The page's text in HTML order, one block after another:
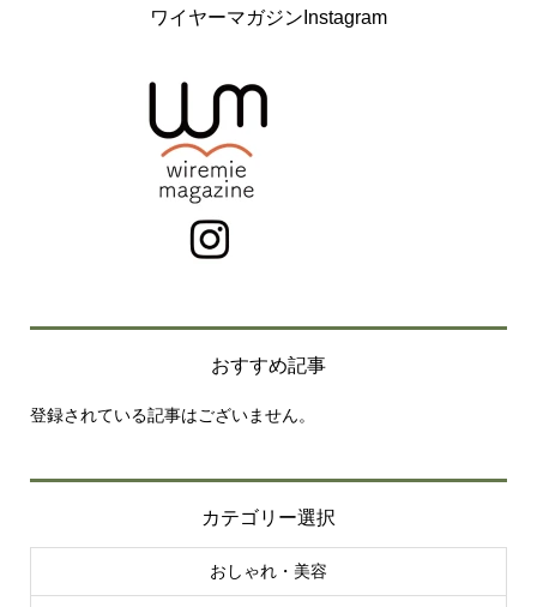
業担当者との面談（電話による営業活動を含みます）、名
刺交換等により個人情報をご提供いただく場合各種イベン
の検討を含みます）を前提としていることが明らかな場合
の目的に利用させていただくことがございます。
1.個人情報の利用目的について
当社は、印刷業務および通販業務を主とした事業活動を通
じてお預かりした個人情報を次に示す利用目的の達成に必
① 通販業務の個人情報
② 取引先個人情報
制作、これらに係る連絡
③ 従業員情報
利用目的…従業者の雇用管理（給与･税務管理、健康管
理、年金･保険管理及び連絡等）
ワイヤーマガジンInstagram
おすすめ記事
登録されている記事はございません。
カテゴリー選択
おしゃれ・美容